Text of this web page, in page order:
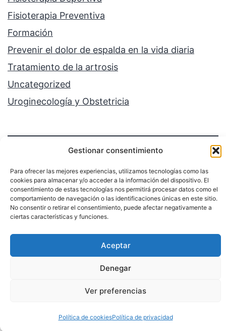
Gestionar consentimiento
Para ofrecer las mejores experiencias, utilizamos tecnologías como las
cookies para almacenar y/o acceder a la información del dispositivo. El
consentimiento de estas tecnologías nos permitirá procesar datos como el
comportamiento de navegación o las identificaciones únicas en este sitio.
No consentir o retirar el consentimiento, puede afectar negativamente a
ciertas características y funciones.
Aceptar
Denegar
Ver preferencias
Política de cookiesPolítica de privacidad
Fisioterapia Preventiva
Formación
Prevenir el dolor de espalda en la vida diaria
Tratamiento de la artrosis
Uncategorized
Uroginecología y Obstetricia
Política de privacidad
Funciona gracias aWordPress